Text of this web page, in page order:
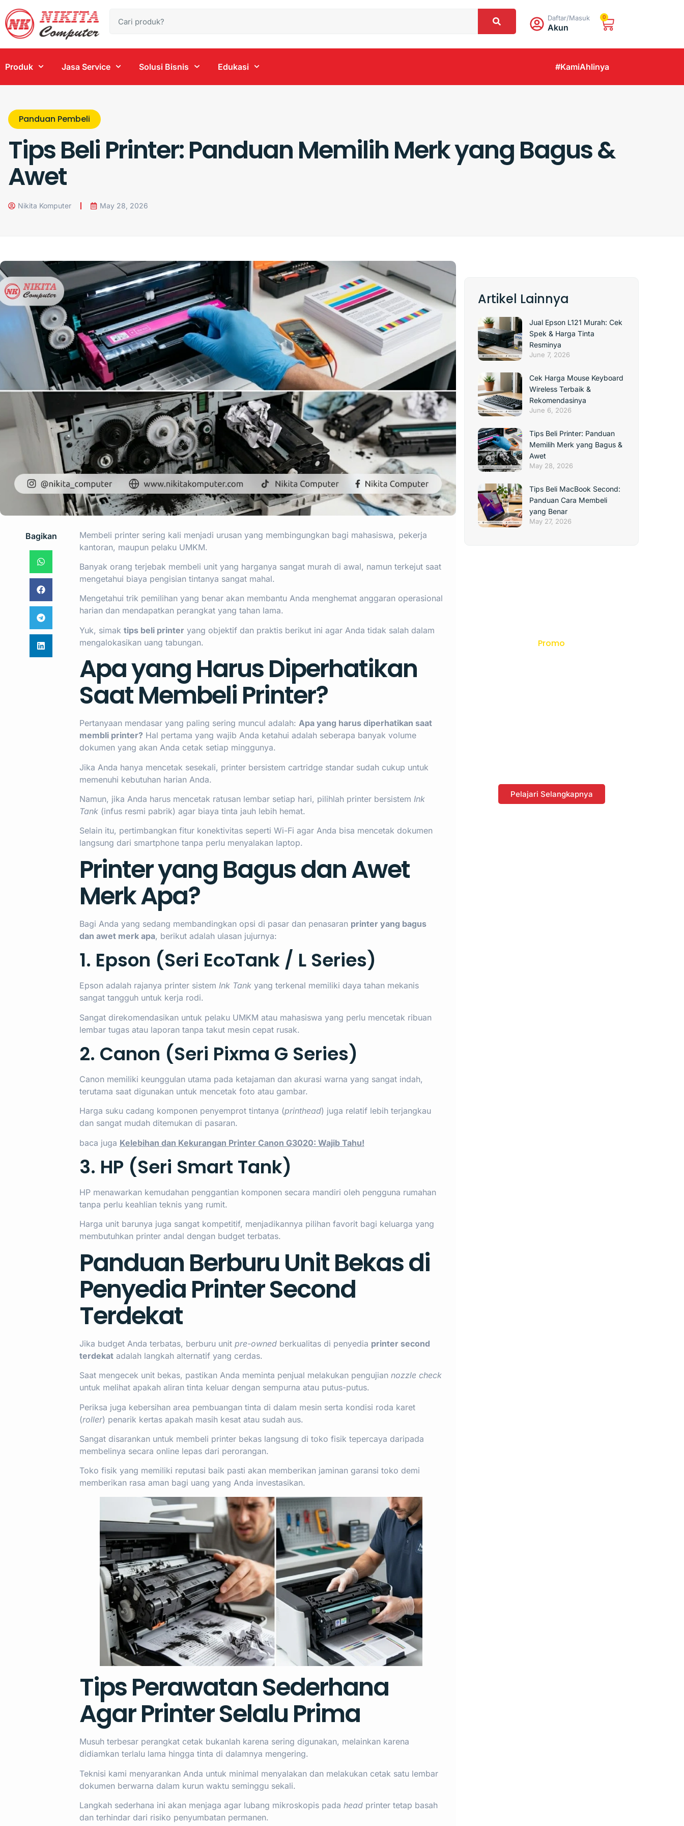
Daftar/Masuk
Akun
0
Produk Jasa Service Solusi Bisnis Edukasi #KamiAhlinya
Panduan Pembeli
Tips Beli Printer: Panduan Memilih Merk yang Bagus &
Awet
Nikita Komputer May 28, 2026
Bagikan
Membeli printer sering kali menjadi urusan yang membingungkan bagi mahasiswa, pekerja
kantoran, maupun pelaku UMKM.
Banyak orang terjebak membeli unit yang harganya sangat murah di awal, namun terkejut saat
mengetahui biaya pengisian tintanya sangat mahal.
Mengetahui trik pemilihan yang benar akan membantu Anda menghemat anggaran operasional
harian dan mendapatkan perangkat yang tahan lama.
Yuk, simak tips beli printeryang objektif dan praktis berikut ini agar Anda tidak salah dalam
mengalokasikan uang tabungan.
Apa yang Harus Diperhatikan
Saat Membeli Printer?
Pertanyaan mendasar yang paling sering muncul adalah: Apa yang harus diperhatikan saat
membli printer? Hal pertama yang wajib Anda ketahui adalah seberapa banyak volume
dokumen yang akan Anda cetak setiap minggunya.
Jika Anda hanya mencetak sesekali, printer bersistem cartridge standar sudah cukup untuk
memenuhi kebutuhan harian Anda.
Namun, jika Anda harus mencetak ratusan lembar setiap hari, pilihlah printer bersistem Ink
Tank(infus resmi pabrik) agar biaya tinta jauh lebih hemat.
Selain itu, pertimbangkan fitur konektivitas seperti Wi-Fi agar Anda bisa mencetak dokumen
langsung dari smartphone tanpa perlu menyalakan laptop.
Printer yang Bagus dan Awet
Merk Apa?
Bagi Anda yang sedang membandingkan opsi di pasar dan penasaran printer yang bagus
dan awet merk apa, berikut adalah ulasan jujurnya:
1. Epson (Seri EcoTank / L Series)
Epson adalah rajanya printer sistem Ink Tankyang terkenal memiliki daya tahan mekanis
sangat tangguh untuk kerja rodi.
Sangat direkomendasikan untuk pelaku UMKM atau mahasiswa yang perlu mencetak ribuan
lembar tugas atau laporan tanpa takut mesin cepat rusak.
2. Canon (Seri Pixma G Series)
Canon memiliki keunggulan utama pada ketajaman dan akurasi warna yang sangat indah,
terutama saat digunakan untuk mencetak foto atau gambar.
Harga suku cadang komponen penyemprot tintanya (printhead) juga relatif lebih terjangkau
dan sangat mudah ditemukan di pasaran.
baca juga Kelebihan dan Kekurangan Printer Canon G3020: Wajib Tahu!
3. HP (Seri Smart Tank)
HP menawarkan kemudahan penggantian komponen secara mandiri oleh pengguna rumahan
tanpa perlu keahlian teknis yang rumit.
Harga unit barunya juga sangat kompetitif, menjadikannya pilihan favorit bagi keluarga yang
membutuhkan printer andal dengan budget terbatas.
Panduan Berburu Unit Bekas di
Penyedia Printer Second
Terdekat
Jika budget Anda terbatas, berburu unit pre-ownedberkualitas di penyedia printer second
terdekatadalah langkah alternatif yang cerdas.
Saat mengecek unit bekas, pastikan Anda meminta penjual melakukan pengujian nozzle check
untuk melihat apakah aliran tinta keluar dengan sempurna atau putus-putus.
Periksa juga kebersihan area pembuangan tinta di dalam mesin serta kondisi roda karet
(roller) penarik kertas apakah masih kesat atau sudah aus.
Sangat disarankan untuk membeli printer bekas langsung di toko fisik tepercaya daripada
membelinya secara online lepas dari perorangan.
Toko fisik yang memiliki reputasi baik pasti akan memberikan jaminan garansi toko demi
memberikan rasa aman bagi uang yang Anda investasikan.
Tips Perawatan Sederhana
Agar Printer Selalu Prima
Musuh terbesar perangkat cetak bukanlah karena sering digunakan, melainkan karena
didiamkan terlalu lama hingga tinta di dalamnya mengering.
Teknisi kami menyarankan Anda untuk minimal menyalakan dan melakukan cetak satu lembar
dokumen berwarna dalam kurun waktu seminggu sekali.
Langkah sederhana ini akan menjaga agar lubang mikroskopis pada headprinter tetap basah
dan terhindar dari risiko penyumbatan permanen.
Artikel Lainnya
Jual Epson L121 Murah: Cek
Spek & Harga Tinta
Resminya
June 7, 2026
Cek Harga Mouse Keyboard
Wireless Terbaik &
Rekomendasinya
June 6, 2026
Tips Beli Printer: Panduan
Memilih Merk yang Bagus &
Awet
May 28, 2026
Tips Beli MacBook Second:
Panduan Cara Membeli
yang Benar
May 27, 2026
Promo
Pelajari Selangkapnya